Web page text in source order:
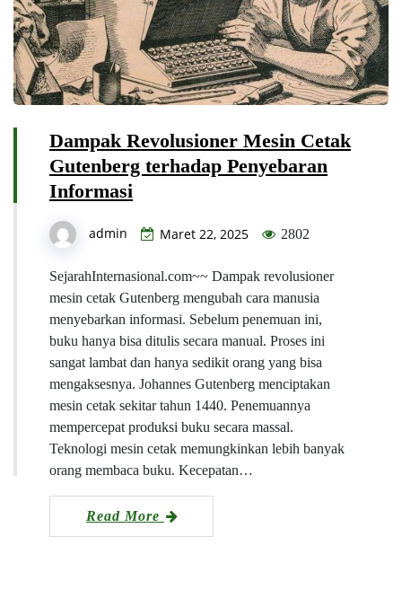
Dampak Revolusioner Mesin Cetak
Gutenberg terhadap Penyebaran
Informasi
admin Maret 22, 2025 2802
SejarahInternasional.com~~ Dampak revolusioner
mesin cetak Gutenberg mengubah cara manusia
menyebarkan informasi. Sebelum penemuan ini,
buku hanya bisa ditulis secara manual. Proses ini
sangat lambat dan hanya sedikit orang yang bisa
mengaksesnya. Johannes Gutenberg menciptakan
mesin cetak sekitar tahun 1440. Penemuannya
mempercepat produksi buku secara massal.
Teknologi mesin cetak memungkinkan lebih banyak
orang membaca buku. Kecepatan…
Read More